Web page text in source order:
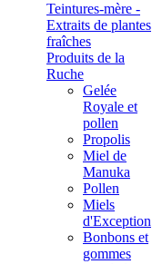
Teintures-mère -
Extraits de plantes
fraîches
Produits de la
Ruche
Gelée
Royale et
pollen
Propolis
Miel de
Manuka
Pollen
Miels
d'Exception
Bonbons et
gommes